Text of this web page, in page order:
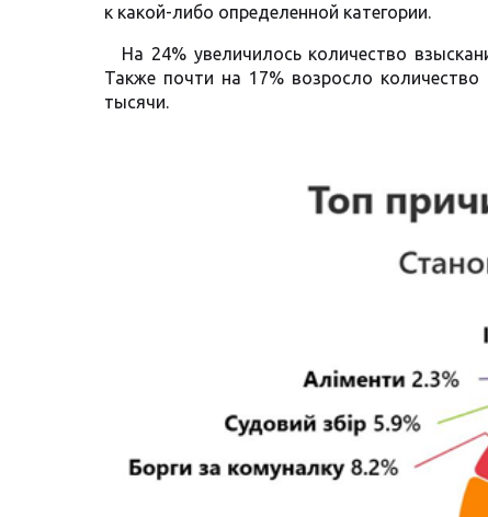
к какой-либо определенной категории.
На 24% увеличилось количество
Также почти на 17% возросло
тысячи.